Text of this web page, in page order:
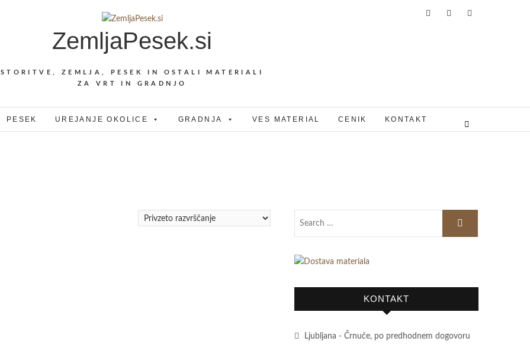
ZemljaPesek.si
STORITVE, ZEMLJA, PESEK IN OSTALI MATERIALI
ZA VRT IN GRADNJO
PESEK UREJANJE OKOLICE GRADNJA VES MATERIAL CENIK KONTAKT
KONTAKT
Ljubljana - Črnuče, po predhodnem dogovoru